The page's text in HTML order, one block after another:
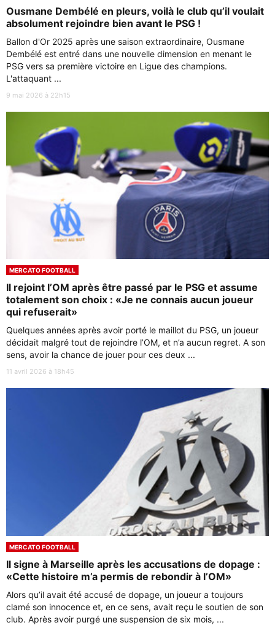
Ousmane Dembélé en pleurs, voilà le club qu’il voulait
absolument rejoindre bien avant le PSG !
Ballon d'Or 2025 après une saison extraordinaire, Ousmane
Dembélé est entré dans une nouvelle dimension en menant le
PSG vers sa première victoire en Ligue des champions.
L'attaquant ...
9 mai 2026 à 22h15
MERCATO FOOTBALL
Il rejoint l’OM après être passé par le PSG et assume
totalement son choix : «Je ne connais aucun joueur
qui refuserait»
Quelques années après avoir porté le maillot du PSG, un joueur
décidait malgré tout de rejoindre l’OM, et n’a aucun regret. A son
sens, avoir la chance de jouer pour ces deux ...
11 avril 2026 à 18h45
MERCATO FOOTBALL
Il signe à Marseille après les accusations de dopage :
«Cette histoire m’a permis de rebondir à l’OM»
Alors qu’il avait été accusé de dopage, un joueur a toujours
clamé son innocence et, en ce sens, avait reçu le soutien de son
club. Après avoir purgé une suspension de six mois, ...